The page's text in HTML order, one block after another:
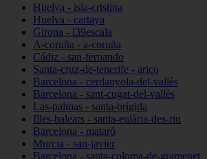
Huelva - isla-cristina
Huelva - cartaya
Girona - l39escala
A-coruña - a-coruña
Cádiz - san-fernando
Santa-cruz-de-tenerife - arico
Barcelona - cerdanyola-del-vallès
Barcelona - sant-cugat-del-vallès
Las-palmas - santa-brígida
Illes-balears - santa-eulària-des-riu
Barcelona - mataró
Murcia - san-javier
Barcelona - santa-coloma-de-gramenet